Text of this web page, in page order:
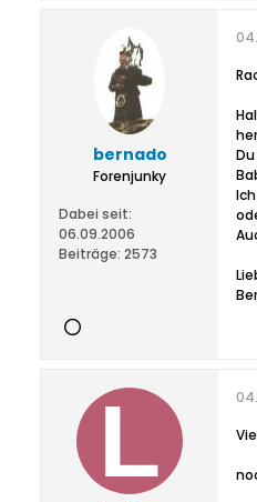
bernado
Forenjunky
Dabei seit:
06.09.2006
Beiträge: 2573